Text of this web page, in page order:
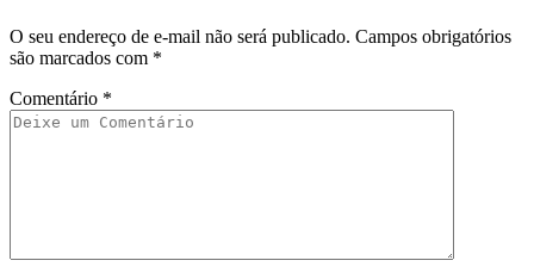
O seu endereço de e-mail não será publicado. Campos obrigatórios
são marcados com *
Comentário *